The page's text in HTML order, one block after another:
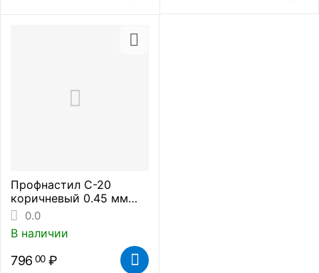
Профнастил С-20
коричневый 0.45 мм
(цена за метр
погонный)
0.0
В наличии
796 00 ₽